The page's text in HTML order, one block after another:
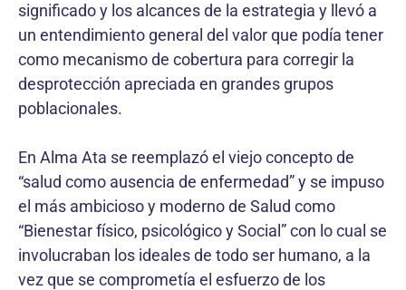
significado y los alcances de la estrategia y llevó a
un entendimiento general del valor que podía tener
como mecanismo de cobertura para corregir la
desprotección apreciada en grandes grupos
poblacionales.
En Alma Ata se reemplazó el viejo concepto de
“salud como ausencia de enfermedad” y se impuso
el más ambicioso y moderno de Salud como
“Bienestar físico, psicológico y Social” con lo cual se
involucraban los ideales de todo ser humano, a la
vez que se comprometía el esfuerzo de los